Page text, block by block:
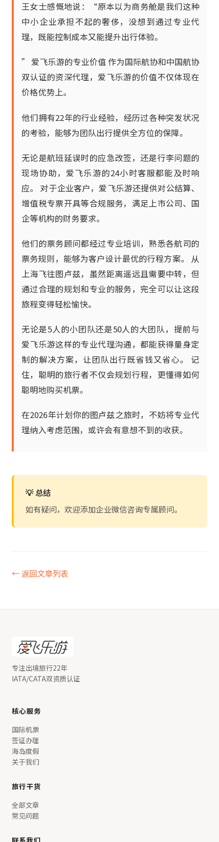
王女士感慨地说：“原本以为商务舱是我们这种
中小企业承担不起的奢侈，没想到通过专业代
理，既能控制成本又能提升出行体验。
” 爱飞乐游的专业价值 作为国际航协和中国航协
双认证的资深代理，爱飞乐游的价值不仅体现在
价格优势上。
他们拥有22年的行业经验，经历过各种突发状况
的考验，能够为团队出行提供全方位的保障。
无论是航班延误时的应急改签，还是行李问题的
现场协助，爱飞乐游的24小时客服都能及时响
应。 对于企业客户，爱飞乐游还提供对公结算、
增值税专票开具等合规服务，满足上市公司、国
企等机构的财务要求。
他们的票务顾问都经过专业培训，熟悉各航司的
票务规则，能够为客户设计最优的行程方案。 从
上海飞往图卢兹，虽然距离遥远且需要中转，但
通过合理的规划和专业的服务，完全可以让这段
旅程变得轻松愉快。
无论是5人的小团队还是50人的大团队，提前与
爱飞乐游这样的专业代理沟通，都能获得量身定
制的解决方案，让团队出行既省钱又省心。 记
住，聪明的旅行者不仅会规划行程，更懂得如何
聪明地购买机票。
在2026年计划你的图卢兹之旅时，不妨将专业代
理纳入考虑范围，或许会有意想不到的收获。
💡 总结
如有疑问，欢迎添加企业微信咨询专属顾问。
← 返回文章列表
专注出境旅行22年
IATA/CATA双资质认证
核心服务
国际机票
签证办理
海岛度假
关于我们
旅行干货
全部文章
常见问题